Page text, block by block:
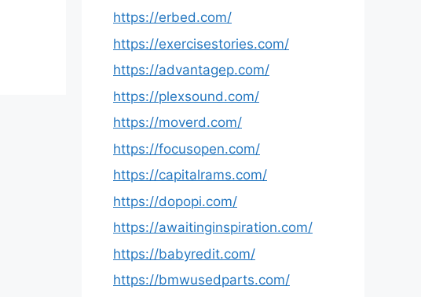
https://erbed.com/
https://exercisestories.com/
https://advantagep.com/
https://plexsound.com/
https://moverd.com/
https://focusopen.com/
https://capitalrams.com/
https://dopopi.com/
https://awaitinginspiration.com/
https://babyredit.com/
https://bmwusedparts.com/